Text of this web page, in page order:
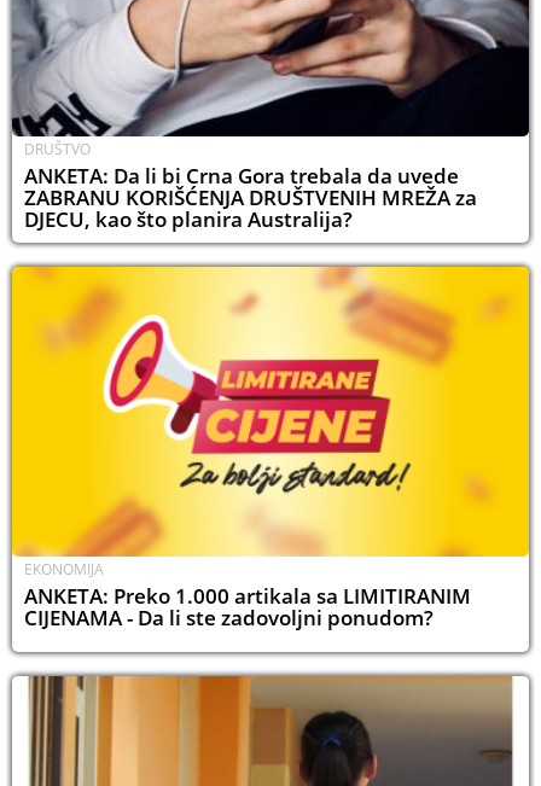
DRUŠTVO
ANKETA: Da li bi Crna Gora trebala da uvede
ZABRANU KORIŠĆENJA DRUŠTVENIH MREŽA za
DJECU, kao što planira Australija?
EKONOMIJA
ANKETA: Preko 1.000 artikala sa LIMITIRANIM
CIJENAMA - Da li ste zadovoljni ponudom?